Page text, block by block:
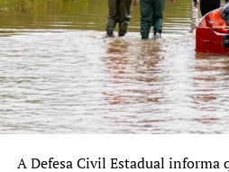
alcançado, não
descansaremos
houver alguém
possa ser
Nossa missão
não apenas o
A Defesa Civil Estadual informa